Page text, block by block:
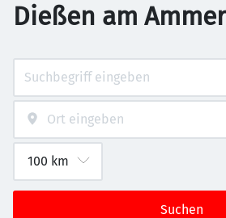
Dießen am
Suchen